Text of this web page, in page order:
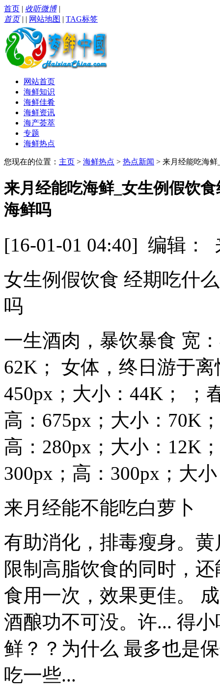
首页 | 收听微博|
首页| | 网站地图 | TAG标签
网站首页
海鲜知识
海鲜佳肴
海鲜资讯
海产荟萃
专题
海鲜热点
您现在的位置： 主页 > 海鲜热点 > 热点新闻 > 来月经能吃海
来月经能吃海鲜_女生例假饮
海鲜吗
[16-01-01 04:40] 编辑
女生例假饮食 经期吃什
吗
一生酒肉，暴饮暴食 宽
62K； 女体，终日游于
450px；大小：44K； ；
高：675px；大小：70K
高：280px；大小：12K
300px；高：300px；大
来月经能不能吃白萝卜
有助消化，排毒瘦身。
限制高脂饮食的同时，
食用一次，效果更佳。
酒酿功不可没。许... 得
鲜？？为什么 最多也是
吃一些...